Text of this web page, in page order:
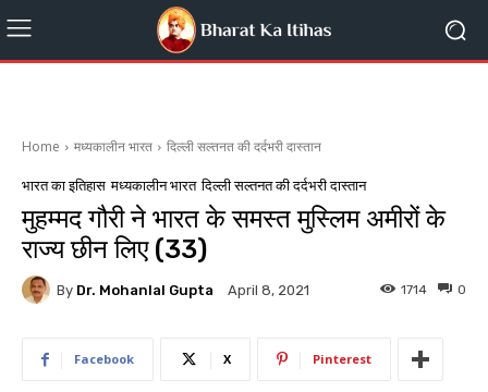
Home मध्यकालीन भारत दिल्ली सल्तनत की दर्दभरी दास्तान
भारत का इतिहास मध्यकालीन भारत दिल्ली सल्तनत की दर्दभरी दास्तान
मुहम्मद गौरी ने भारत के समस्त मुस्लिम अमीरों के
राज्य छीन लिए (33)
By Dr. Mohanlal Gupta April 8, 2021 0
1714
Facebook X Pinterest